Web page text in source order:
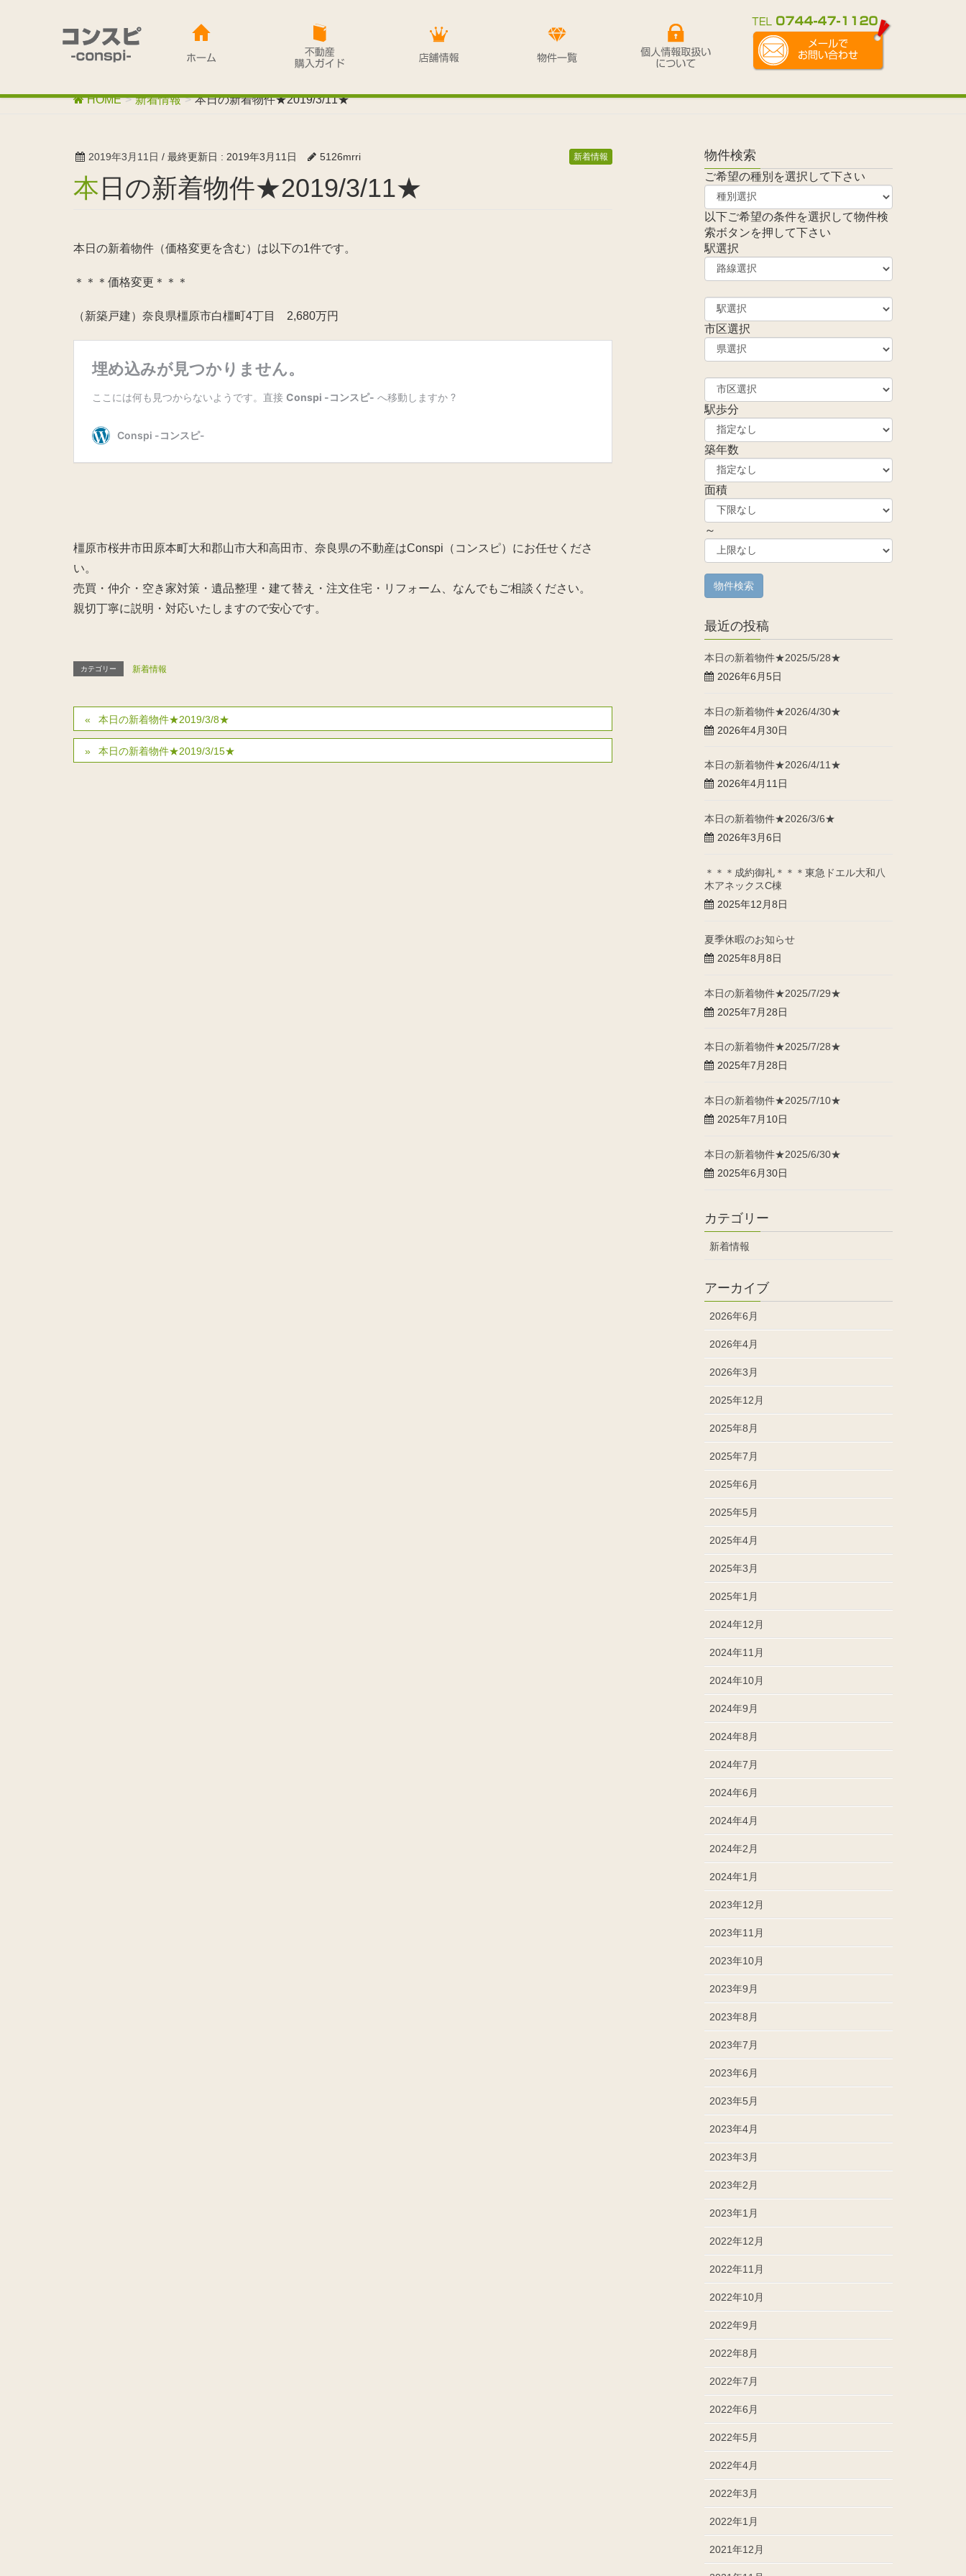
HOME 新着情報 本日の新着物件★2019/3/11★
2019年3月11日 / 最終更新日 : 2019年3月11日 5126mrri 新着情報
本日の新着物件★2019/3/11★
本日の新着物件（価格変更を含む）は以下の1件です。
＊＊＊価格変更＊＊＊
（新築戸建）奈良県橿原市白橿町4丁目 2,680万円
橿原市桜井市田原本町大和郡山市大和高田市、奈良県の不動産はConspi（コンスピ）にお任せくださ
い。
売買・仲介・空き家対策・遺品整理・建て替え・注文住宅・リフォーム、なんでもご相談ください。
親切丁寧に説明・対応いたしますので安心です。
カテゴリー 新着情報
本日の新着物件★2019/3/8★
本日の新着物件★2019/3/15★
物件検索
ご希望の種別を選択して下さい
以下ご希望の条件を選択して物件検
索ボタンを押して下さい
駅選択
市区選択
駅歩分
築年数
面積
～
最近の投稿
本日の新着物件★2025/5/28★
2026年6月5日
本日の新着物件★2026/4/30★
2026年4月30日
本日の新着物件★2026/4/11★
2026年4月11日
本日の新着物件★2026/3/6★
2026年3月6日
＊＊＊成約御礼＊＊＊東急ドエル大和八
木アネックスC棟
2025年12月8日
夏季休暇のお知らせ
2025年8月8日
本日の新着物件★2025/7/29★
2025年7月28日
本日の新着物件★2025/7/28★
2025年7月28日
本日の新着物件★2025/7/10★
2025年7月10日
本日の新着物件★2025/6/30★
2025年6月30日
カテゴリー
新着情報
アーカイブ
2026年6月
2026年4月
2026年3月
2025年12月
2025年8月
2025年7月
2025年6月
2025年5月
2025年4月
2025年3月
2025年1月
2024年12月
2024年11月
2024年10月
2024年9月
2024年8月
2024年7月
2024年6月
2024年4月
2024年2月
2024年1月
2023年12月
2023年11月
2023年10月
2023年9月
2023年8月
2023年7月
2023年6月
2023年5月
2023年4月
2023年3月
2023年2月
2023年1月
2022年12月
2022年11月
2022年10月
2022年9月
2022年8月
2022年7月
2022年6月
2022年5月
2022年4月
2022年3月
2022年1月
2021年12月